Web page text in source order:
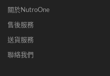
關於NutroOne
售後服務
送貨服務
聯絡我們